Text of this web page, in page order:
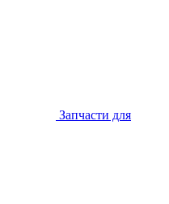
Запчасти для